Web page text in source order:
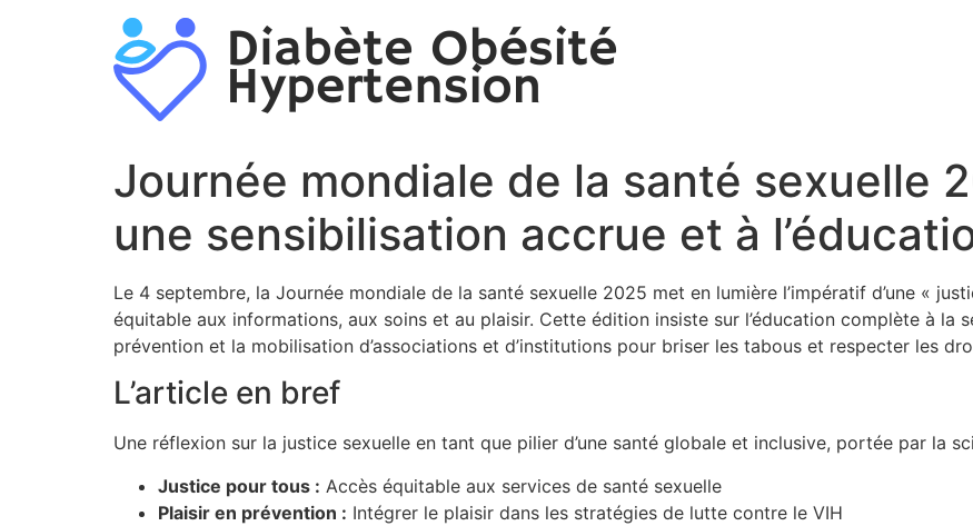
Journée mondiale de la santé sexuelle
une sensibilisation accrue et à
Le 4 septembre, la Journée mondiale de la santé sexuelle 2025 met en lumière l’impératif d’une «
équitable aux informations, aux soins et au plaisir. Cette édition insiste sur l’éducation complète à la
prévention et la mobilisation d’associations et d’institutions pour briser les tabous et respecter les
L’article en bref
Une réflexion sur la justice sexuelle en tant que pilier d’une santé globale et inclusive, portée par la
Justice pour tous : Accès équitable aux services de santé sexuelle
Plaisir en prévention : Intégrer le plaisir dans les stratégies de lutte contre le VIH